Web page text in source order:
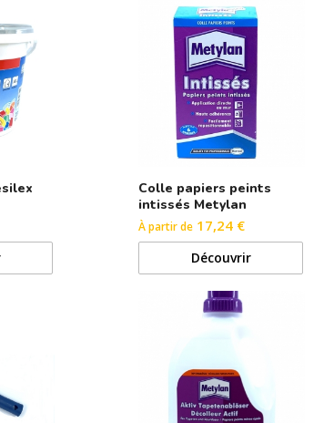
Colle papiers peints
intissés Metylan
À partir de17,24 €
Découvrir